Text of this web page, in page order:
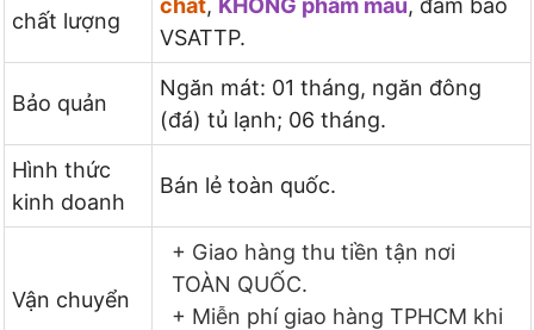
chất lượng
chất, KHÔNG phẩm màu, đảm bảo
VSATTP.
Bảo quản
Ngăn mát: 01 tháng, ngăn đông
(đá) tủ lạnh; 06 tháng.
Hình thức
kinh doanh
Bán lẻ toàn quốc.
Vận chuyển
+ Giao hàng thu tiền tận nơi
TOÀN QUỐC.
+ Miễn phí giao hàng TPHCM khi